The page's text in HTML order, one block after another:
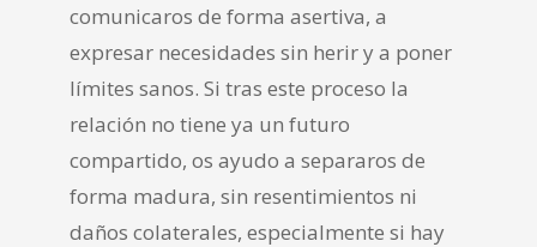
comunicaros de forma asertiva, a
expresar necesidades sin herir y a poner
límites sanos. Si tras este proceso la
relación no tiene ya un futuro
compartido, os ayudo a separaros de
forma madura, sin resentimientos ni
daños colaterales, especialmente si hay